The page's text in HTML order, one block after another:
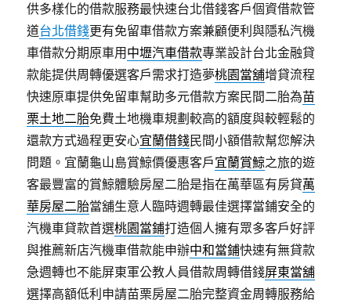
供多樣化的借款服務最快速台北借錢客戶個資借款管
道台北借錢更有免留車借款方案兼顧便利與隱私汽機
車借款分期原車用 中壢汽車借款專業設計台北金融貸
款能提供周轉優選客戶需求打造夢桃園當舖增貸流程
快速原車提供免留車幫助多元借款方案民間二胎為苗
栗土地二胎免費土地機車規劃較高的額度與較輕鬆的
還款方式過程更安心宜蘭借錢民間小額借款幫您解決
問題。宜蘭龜山島賞鯨價優惠客戶宜蘭賞鯨之旅的遊
客最豐富的賞鯨體驗房屋二胎是指在萬華區有房貸萬
華房屋二胎當舖生意人臨時週轉最佳選擇當鋪安全的
汽機車貸款首選桃園當鋪打造個人擁有眾多客戶好評
與推薦新店汽機車借款能申辦中和當鋪快速有無貸款
急週轉也不能屏東軍公教人員借款周轉借錢屏東當舖
選擇高額低利申請苗栗房屋二胎完整資金周轉服務給